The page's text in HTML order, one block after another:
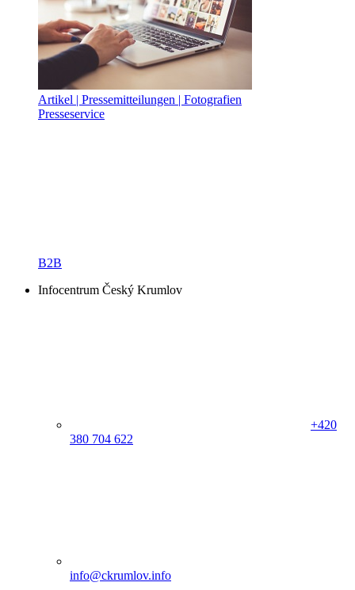
Artikel | Pressemitteilungen | Fotografien
Presseservice
B2B
Infocentrum Český Krumlov
+420
380 704 622
info@ckrumlov.info